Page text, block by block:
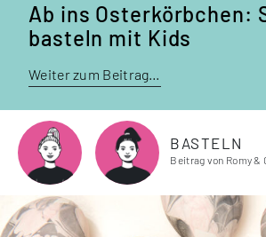
Ab ins Oster­körbchen:
basteln mit Kids
Weiter zum Beitrag…
BASTELN
Beitrag von Romy &